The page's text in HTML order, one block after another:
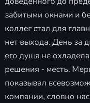
забитыми окнами и
коллег стал для
нет выхода. День за
его душа не
решения - месть.
показывал
компании, словно